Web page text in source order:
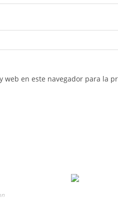
en este navegador para la